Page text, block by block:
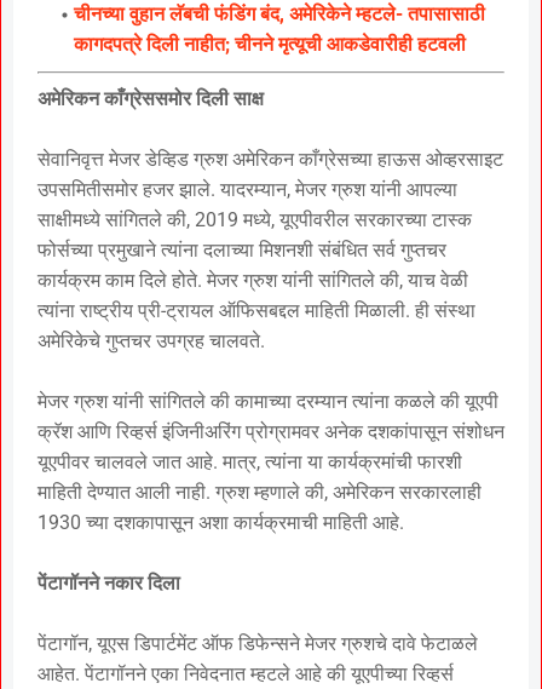
चीनच्या वुहान लॅबची फंडिंग बंद, अमेरिकेने म्हटले- तपासासाठी
कागदपत्रे दिली नाहीत; चीनने मृत्यूची आकडेवारीही हटवली
अमेरिकन काँग्रेससमोर दिली साक्ष
सेवानिवृत्त मेजर डेव्हिड ग्रुश अमेरिकन काँग्रेसच्या हाऊस ओव्हरसाइट
उपसमितीसमोर हजर झाले. यादरम्यान, मेजर ग्रुश यांनी आपल्या
साक्षीमध्ये सांगितले की, 2019 मध्ये, यूएपीवरील सरकारच्या टास्क
फोर्सच्या प्रमुखाने त्यांना दलाच्या मिशनशी संबंधित सर्व गुप्तचर
कार्यक्रम काम दिले होते. मेजर ग्रुश यांनी सांगितले की, याच वेळी
त्यांना राष्ट्रीय प्री-ट्रायल ऑफिसबद्दल माहिती मिळाली. ही संस्था
अमेरिकेचे गुप्तचर उपग्रह चालवते.
मेजर ग्रुश यांनी सांगितले की कामाच्या दरम्यान त्यांना कळले की यूएपी
क्रॅश आणि रिव्हर्स इंजिनीअरिंग प्रोग्रामवर अनेक दशकांपासून संशोधन
यूएपीवर चालवले जात आहे. मात्र, त्यांना या कार्यक्रमांची फारशी
माहिती देण्यात आली नाही. ग्रुश म्हणाले की, अमेरिकन सरकारलाही
1930 च्या दशकापासून अशा कार्यक्रमाची माहिती आहे.
पेंटागॉनने नकार दिला
पेंटागॉन, यूएस डिपार्टमेंट ऑफ डिफेन्सने मेजर ग्रुशचे दावे फेटाळले
आहेत. पेंटागॉनने एका निवेदनात म्हटले आहे की यूएपीच्या रिव्हर्स